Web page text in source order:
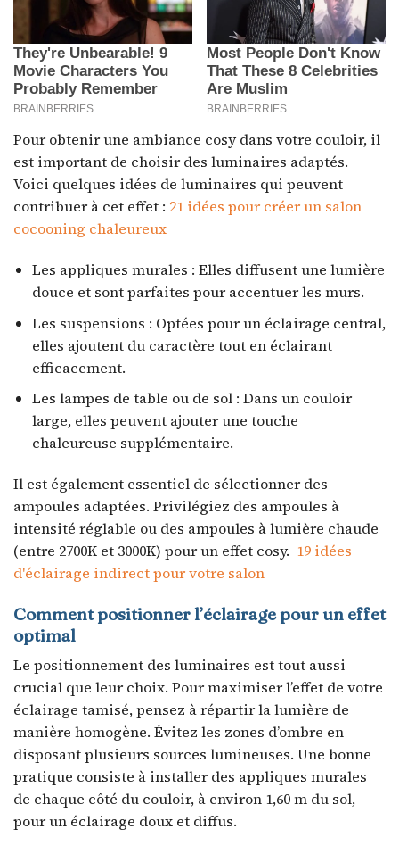
Pour obtenir une ambiance cosy dans votre couloir, il
est important de choisir des luminaires adaptés.
Voici quelques idées de luminaires qui peuvent
contribuer à cet effet : 21 idées pour créer un salon
cocooning chaleureux
Les appliques murales : Elles diffusent une lumière
douce et sont parfaites pour accentuer les murs.
Les suspensions : Optées pour un éclairage central,
elles ajoutent du caractère tout en éclairant
efficacement.
Les lampes de table ou de sol : Dans un couloir
large, elles peuvent ajouter une touche
chaleureuse supplémentaire.
Il est également essentiel de sélectionner des
ampoules adaptées. Privilégiez des ampoules à
intensité réglable ou des ampoules à lumière chaude
(entre 2700K et 3000K) pour un effet cosy. 19 idées
d'éclairage indirect pour votre salon
Comment positionner l’éclairage pour un effet
optimal
Le positionnement des luminaires est tout aussi
crucial que leur choix. Pour maximiser l’effet de votre
éclairage tamisé, pensez à répartir la lumière de
manière homogène. Évitez les zones d’ombre en
disposant plusieurs sources lumineuses. Une bonne
pratique consiste à installer des appliques murales
de chaque côté du couloir, à environ 1,60 m du sol,
pour un éclairage doux et diffus.